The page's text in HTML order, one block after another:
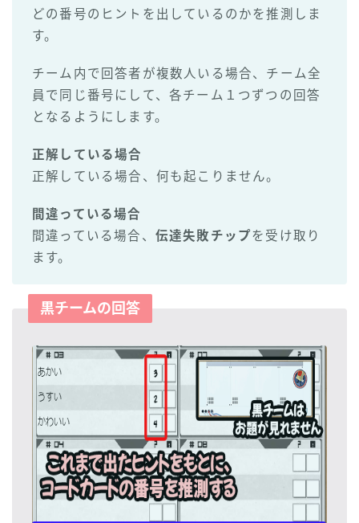
どの番号のヒントを出しているのかを推測しま
す。
チーム内で回答者が複数人いる場合、チーム全
員で同じ番号にして、各チーム１つずつの回答
となるようにします。
正解している場合
正解している場合、何も起こりません。
間違っている場合
間違っている場合、 伝達失敗チップを受け取り
ます。
黒チームの回答